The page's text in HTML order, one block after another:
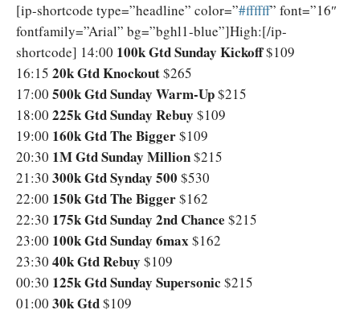
[ip-shortcode type=”headline” color=”‪#‎ffffff‬” font=”16″
fontfamily=”Arial” bg=”bghl1-blue”]High:[/ip-
shortcode] 14:00 100k Gtd Sunday Kickoff$109
16:15 20k Gtd Knockout$265
17:00 500k Gtd Sunday Warm-Up$215
18:00 225k Gtd Sunday Rebuy $109
19:00 160k Gtd The Bigger$109
20:30 1M Gtd Sunday Million$215
21:30 300k Gtd Synday 500 $530
22:00 150k Gtd The Bigger$162
22:30 175k Gtd Sunday 2nd Chance $215
23:00 100k Gtd Sunday 6max $162
23:30 40k Gtd Rebuy $109
00:30 125k Gtd Sunday Supersonic $215
01:00 30k Gtd$109